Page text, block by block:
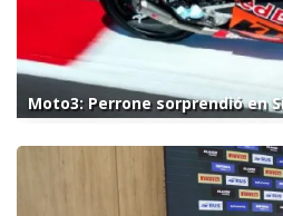
Moto3: Perrone sorprendió en